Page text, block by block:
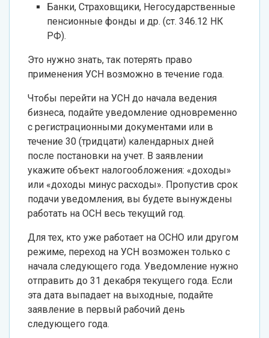
Банки, Страховщики, Негосударственные
пенсионные фонды и др. (ст. 346.12 НК
РФ).
Это нужно знать, так потерять право
применения УСН возможно в течение года.
Чтобы перейти на УСН до начала ведения
бизнеса, подайте уведомление одновременно
с регистрационными документами или в
течение 30 (тридцати) календарных дней
после постановки на учет. В заявлении
укажите объект налогообложения: «доходы»
или «доходы минус расходы». Пропустив срок
подачи уведомления, вы будете вынуждены
работать на ОСН весь текущий год.
Для тех, кто уже работает на ОСНО или другом
режиме, переход на УСН возможен только с
начала следующего года. Уведомление нужно
отправить до 31 декабря текущего года. Если
эта дата выпадает на выходные, подайте
заявление в первый рабочий день
следующего года.